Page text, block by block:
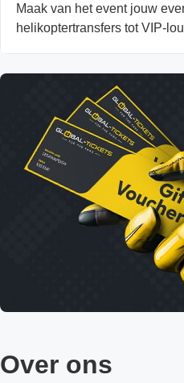
Maak van het event jouw
helikoptertransfers tot VIP-
Over ons